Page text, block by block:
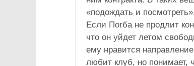
«подождать и
Если Погба не продлит
что он уйдет летом
ему нравится
любит клуб, но понимает,